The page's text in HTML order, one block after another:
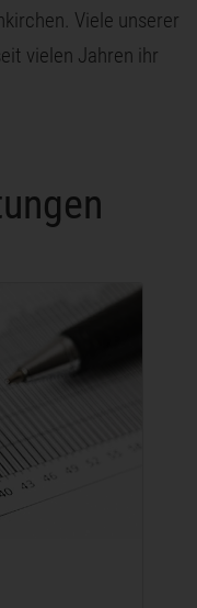
Viele unserer
vielen Jahren ihr